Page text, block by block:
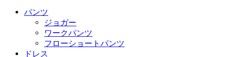
水着ボトムス
水着セット
ブラ
下着
パンツ
ジョガー
ワークパンツ
フローショートパンツ
ドレス